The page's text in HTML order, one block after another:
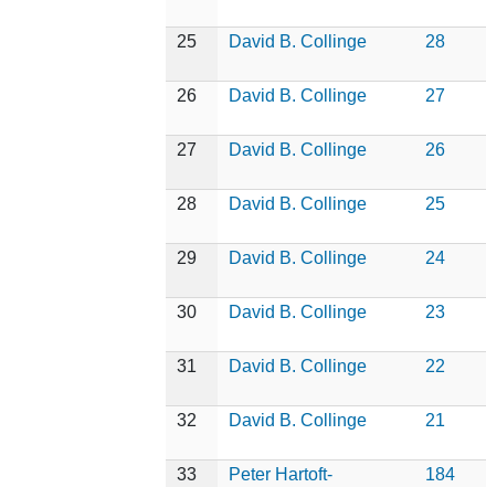
25
David B. Collinge 28
26
David B. Collinge 27
27
David B. Collinge 26
28
David B. Collinge 25
29
David B. Collinge 24
30
David B. Collinge 23
31
David B. Collinge 22
32
David B. Collinge 21
33
Peter Hartoft-
184